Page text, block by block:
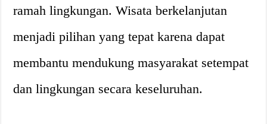
ramah lingkungan. Wisata berkelanjutan
menjadi pilihan yang tepat karena dapat
membantu mendukung masyarakat setempat
dan lingkungan secara keseluruhan.